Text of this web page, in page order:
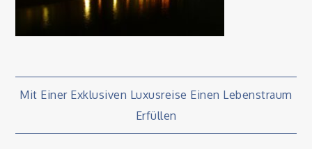
Beitragsnavigation
Mit Einer Exklusiven Luxusreise Einen Lebenstraum
Erfüllen